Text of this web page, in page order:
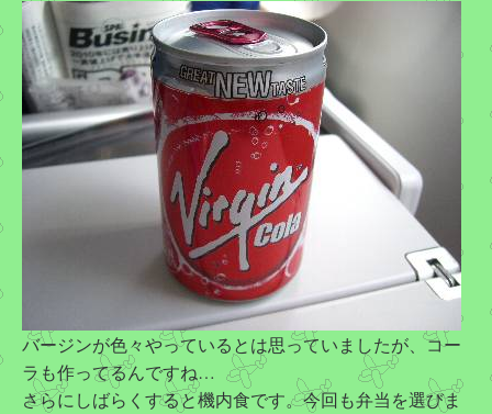
バージンが色々やっているとは思っていましたが、コー
ラも作ってるんですね…
さらにしばらくすると機内食です。今回も弁当を選びま